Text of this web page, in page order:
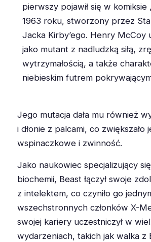
pierwszy pojawił się w komiksie
1963 roku, stworzony przez
Jacka Kirby’ego. Henry McCoy
jako mutant z nadludzką siłą,
wytrzymałością, a także
niebieskim futrem
Jego mutacja dała mu również
i dłonie z palcami, co zwiększało
wspinaczkowe i zwinność.
Jako naukowiec specjalizujący
biochemii, Beast łączył swoje
z intelektem, co czyniło go
wszechstronnych członków X-
swojej kariery uczestniczył w
wydarzeniach, takich jak walka z